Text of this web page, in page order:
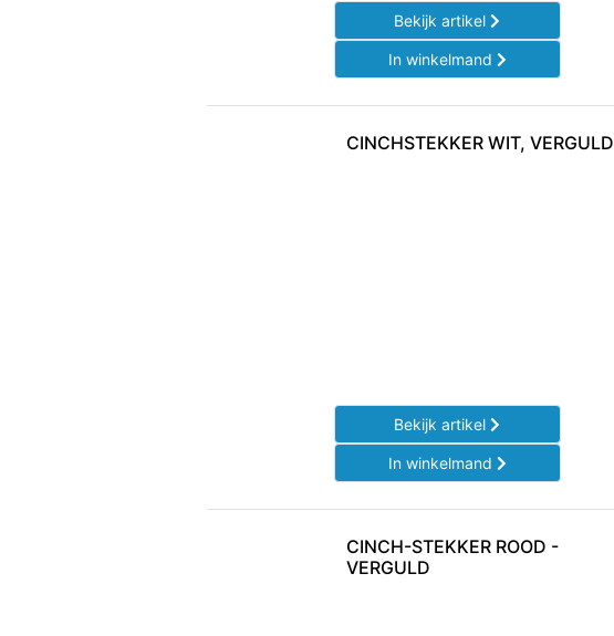
Bekijk artikel
In winkelmand
CINCHSTEKKER WIT, VERGULD
Bekijk artikel
In winkelmand
CINCH-STEKKER ROOD -
VERGULD